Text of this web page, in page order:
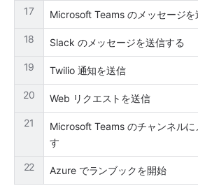
17 Microsoft Teams のメッセージを
18 Slack のメッセージを送信する
19 Twilio 通知を送信
20 Web リクエストを送信
21
Microsoft Teams のチャンネルに
す
22 Azure でランブックを開始